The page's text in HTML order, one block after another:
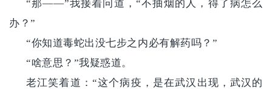
“那——”我接着问道，“不抽烟的人，得了病怎么
办？”
“你知道毒蛇出没七步之内必有解药吗？”
“啥意思？”我疑惑道。
老江笑着道：“这个病疫，是在武汉出现，武汉的